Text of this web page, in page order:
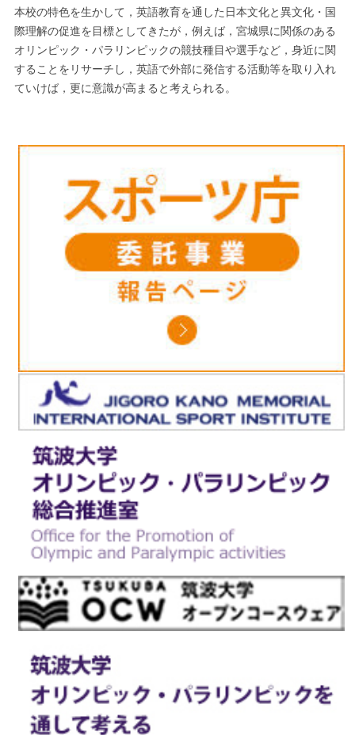
本校の特色を生かして，英語教育を通した日本文化と異文化・国
際理解の促進を目標としてきたが，例えば，宮城県に関係のある
オリンピック・パラリンピックの競技種目や選手など，身近に関
することをリサーチし，英語で外部に発信する活動等を取り入れ
ていけば，更に意識が高まると考えられる。